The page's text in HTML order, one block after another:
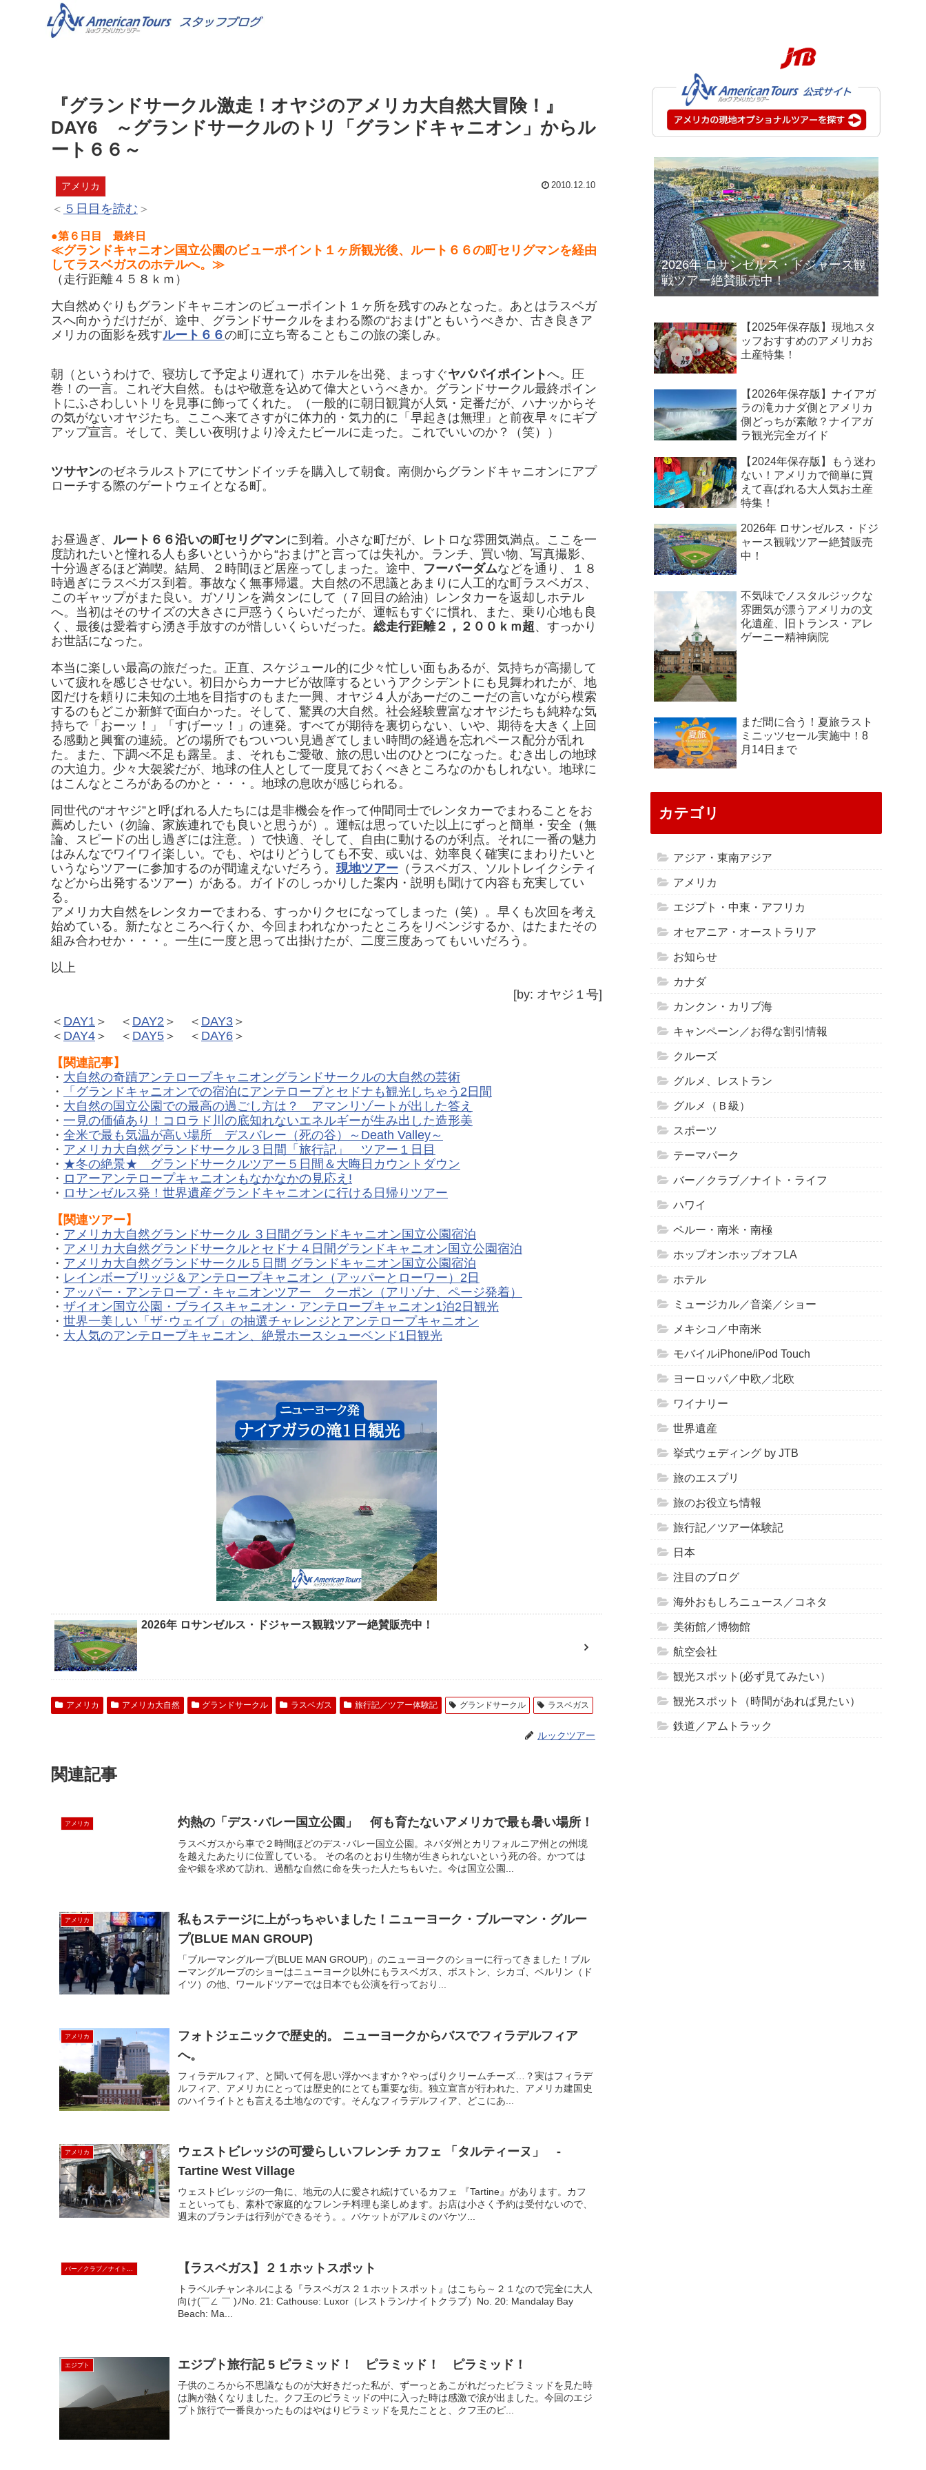
『グランドサークル激走！オヤジのアメリカ大自然大冒険！』
DAY6 ～グランドサークルのトリ「グランドキャニオン」からル
ート６６～
アメリカ 2010.12.10
＜ ５日目を読む ＞
●第６日目 最終日
≪グランドキャニオン国立公園のビューポイント１ヶ所観光後、ルート６６の町セリグマンを経由
してラスベガスのホテルへ。≫
（走行距離４５８ｋｍ）
大自然めぐりもグランドキャニオンのビューポイント１ヶ所を残すのみとなった。あとはラスベガ
スへ向かうだけだが、途中、グランドサークルをまわる際の“おまけ”ともいうべきか、古き良きア
メリカの面影を残すルート６６の町に立ち寄ることもこの旅の楽しみ。
朝（というわけで、寝坊して予定より遅れて）ホテルを出発、まっすぐヤバパイポイントへ。圧
巻！の一言。これぞ大自然。もはや敬意を込めて偉大というべきか。グランドサークル最終ポイン
トにふさわしいトリを見事に飾ってくれた。（一般的に朝日観賞が人気・定番だが、ハナッからそ
の気がないオヤジたち。ここへ来てさすがに体力的・気力的に「早起きは無理」と前夜早々にギブ
アップ宣言。そして、美しい夜明けより冷えたビールに走った。これでいいのか？（笑））
ツサヤンのゼネラルストアにてサンドイッチを購入して朝食。南側からグランドキャニオンにアプ
ローチする際のゲートウェイとなる町。
お昼過ぎ、 ルート６６沿いの町セリグマンに到着。小さな町だが、レトロな雰囲気満点。ここを一
度訪れたいと憧れる人も多いというから“おまけ”と言っては失礼か。ランチ、買い物、写真撮影、
十分過ぎるほど満喫。結局、２時間ほど居座ってしまった。途中、 フーバーダムなどを通り、１８
時過ぎにラスベガス到着。事故なく無事帰還。大自然の不思議とあまりに人工的な町ラスベガス、
このギャップがまた良い。ガソリンを満タンにして（７回目の給油）レンタカーを返却しホテル
へ。当初はそのサイズの大きさに戸惑うくらいだったが、運転もすぐに慣れ、また、乗り心地も良
く、最後は愛着すら湧き手放すのが惜しいくらいだった。 総走行距離２，２００ｋｍ超、すっかり
お世話になった。
本当に楽しい最高の旅だった。正直、スケジュール的に少々忙しい面もあるが、気持ちが高揚して
いて疲れを感じさせない。初日からカーナビが故障するというアクシデントにも見舞われたが、地
図だけを頼りに未知の土地を目指すのもまた一興、オヤジ４人があーだのこーだの言いながら模索
するのもどこか新鮮で面白かった。そして、驚異の大自然。社会経験豊富なオヤジたちも純粋な気
持ちで「おーッ！」「すげーッ！」の連発。すべてが期待を裏切らない、いや、期待を大きく上回
る感動と興奮の連続。どの場所でもついつい見過ぎてしまい時間の経過を忘れペース配分が乱れ
た。また、下調べ不足も露呈。ま、それもご愛敬、旅の思い出のひとつになった。むき出しの地球
の大迫力。少々大袈裟だが、地球の住人として一度見ておくべきところなのかもしれない。地球に
はこんなところがあるのかと・・・。地球の息吹が感じられる。
同世代の“オヤジ”と呼ばれる人たちには是非機会を作って仲間同士でレンタカーでまわることをお
薦めしたい（勿論、家族連れでも良いと思うが）。運転は思っていた以上にずっと簡単・安全（無
論、スピードの出し過ぎには注意。）で快適、そして、自由に動けるのが利点。それに一番の魅力
はみんなでワイワイ楽しい。でも、やはりどうしても不安、或いは、効率良く確実にまわりたいと
いうならツアーに参加するのが間違えないだろう。 現地ツアー （ラスベガス、ソルトレイクシティ
などから出発するツアー）がある。ガイドのしっかりした案内・説明も聞けて内容も充実してい
る。
アメリカ大自然をレンタカーでまわる、すっかりクセになってしまった（笑）。早くも次回を考え
始めている。新たなところへ行くか、今回まわれなかったところをリベンジするか、はたまたその
組み合わせか・・・。一生に一度と思って出掛けたが、二度三度あってもいいだろう。
以上
[by: オヤジ１号]
＜ DAY1 ＞ ＜ DAY2 ＞ ＜ DAY3 ＞
＜ DAY4 ＞ ＜ DAY5 ＞ ＜ DAY6 ＞
【関連記事】
・ 大自然の奇蹟アンテロープキャニオングランドサークルの大自然の芸術
・
「グランドキャニオンでの宿泊にアンテロープとセドナも観光しちゃう2日間
・ 大自然の国立公園での最高の過ごし方は？ アマンリゾートが出した答え
・ 一見の価値あり！コロラド川の底知れないエネルギーが生み出した造形美
・ 全米で最も気温が高い場所 デスバレー（死の谷）～Death Valley～
・ アメリカ大自然グランドサークル３日間「旅行記」 ツアー１日目
・ ★冬の絶景★ グランドサークルツアー５日間＆大晦日カウントダウン
・ ロアーアンテロープキャニオンもなかなかの見応え!
・ ロサンゼルス発！世界遺産グランドキャニオンに行ける日帰りツアー
【 関連ツアー】
・ アメリカ大自然グランドサークル ３日間グランドキャニオン国立公園宿泊
・ アメリカ大自然グランドサークルとセドナ４日間グランドキャニオン国立公園宿泊
・ アメリカ大自然グランドサークル５日間 グランドキャニオン国立公園宿泊
・ レインボーブリッジ＆アンテロープキャニオン（アッパーとローワー）2日
・ アッパー・アンテロープ・キャニオンツアー クーポン（アリゾナ、ページ発着）
・ ザイオン国立公園・ブライスキャニオン・アンテロープキャニオン1泊2日観光
・ 世界一美しい「ザ･ウェイブ」の抽選チャレンジとアンテロープキャニオン
・ 大人気のアンテロープキャニオン、絶景ホースシューベンド1日観光
2026年 ロサンゼルス・ドジャース観戦ツアー絶賛販売中！
アメリカ アメリカ大自然 グランドサークル ラスベガス 旅行記／ツアー体験記 グランドサークル ラスベガス
ルックツアー
関連記事
アメリカ 灼熱の「デス･バレー国立公園」 何も育たないアメリカで最も暑い場所！
ラスベガスから車で２時間ほどのデス･バレー国立公園。ネバダ州とカリフォルニア州との州境
を越えたあたりに位置している。 その名のとおり生物が生きられないという死の谷。かつては
金や銀を求めて訪れ、過酷な自然に命を失った人たちもいた。今は国立公園...
アメリカ
私もステージに上がっちゃいました！ニューヨーク・ブルーマン・グルー
プ(BLUE MAN GROUP)
「ブルーマングループ(BLUE MAN GROUP)」のニューヨークのショーに行ってきました！ブル
ーマングループのショーはニューヨーク以外にもラスベガス、ボストン、シカゴ、ベルリン（ド
イツ）の他、ワールドツアーでは日本でも公演を行っており...
アメリカ
フォトジェニックで歴史的。 ニューヨークからバスでフィラデルフィア
へ。
フィラデルフィア、と聞いて何を思い浮かべますか？やっぱりクリームチーズ…？実はフィラデ
ルフィア、アメリカにとっては歴史的にとても重要な街。独立宣言が行われた、アメリカ建国史
のハイライトとも言える土地なのです。そんなフィラデルフィア、どこにあ...
アメリカ
ウェストビレッジの可愛らしいフレンチ カフェ 「タルティーヌ」 -
Tartine West Village
ウェストビレッジの一角に、地元の人に愛され続けているカフェ 『Tartine』があります。カフ
ェといっても、素朴で家庭的なフレンチ料理も楽しめます。お店は小さく予約は受付ないので、
週末のブランチは行列ができるそう。。バケットがアルミのバケツ...
【ラスベガス】２１ホットスポット
トラベルチャンネルによる『ラスベガス２１ホットスポット』はこちら～２１なので完全に大人
向け(￣∠ ￣ )ﾉNo. 21: Cathouse: Luxor（レストラン/ナイトクラブ）No. 20: Mandalay Bay
Beach: Ma...
エジプト エジプト旅行記 5 ピラミッド！ ピラミッド！ ピラミッド！
子供のころから不思議なものが大好きだった私が、ずーっとあこがれだったピラミッドを見た時
は胸が熱くなりました。クフ王のピラミッドの中に入った時は感激で涙が出ました。今回のエジ
プト旅行で一番良かったものはやはりピラミッドを見たことと、クフ王のピ...
2026年 ロサンゼルス・ドジャース観
戦ツアー絶賛販売中！
【2025年保存版】現地スタ
ッフおすすめのアメリカお
土産特集！
【2026年保存版】ナイアガ
ラの滝カナダ側とアメリカ
側どっちが素敵？ナイアガ
ラ観光完全ガイド
【2024年保存版】もう迷わ
ない！アメリカで簡単に買
えて喜ばれる大人気お土産
特集！
2026年 ロサンゼルス・ドジ
ャース観戦ツアー絶賛販売
中！
不気味でノスタルジックな
雰囲気が漂うアメリカの文
化遺産、旧トランス・アレ
ゲーニー精神病院
まだ間に合う！夏旅ラスト
ミニッツセール実施中！8
月14日まで
カテゴリ
アジア・東南アジア
アメリカ
エジプト・中東・アフリカ
オセアニア・オーストラリア
お知らせ
カナダ
カンクン・カリブ海
キャンペーン／お得な割引情報
クルーズ
グルメ、レストラン
グルメ（Ｂ級）
スポーツ
テーマパーク
バー／クラブ／ナイト・ライフ
ハワイ
ペルー・南米・南極
ホップオンホップオフLA
ホテル
ミュージカル／音楽／ショー
メキシコ／中南米
モバイルiPhone/iPod Touch
ヨーロッパ／中欧／北欧
ワイナリー
世界遺産
挙式ウェディング by JTB
旅のエスプリ
旅のお役立ち情報
旅行記／ツアー体験記
日本
注目のブログ
海外おもしろニュース／コネタ
美術館／博物館
航空会社
観光スポット(必ず見てみたい）
観光スポット（時間があれば見たい）
鉄道／アムトラック